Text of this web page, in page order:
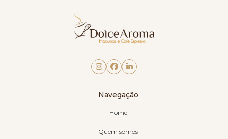
Navegação
Home
Quem somos